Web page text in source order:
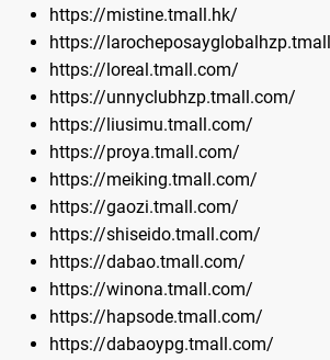
https://mistine.tmall.hk/
https://
https://loreal.tmall.com/
https://unnyclubhzp.tmall.com/
https://liusimu.tmall.com/
https://proya.tmall.com/
https://meiking.tmall.com/
https://gaozi.tmall.com/
https://shiseido.tmall.com/
https://dabao.tmall.com/
https://winona.tmall.com/
https://hapsode.tmall.com/
https://dabaoypg.tmall.com/